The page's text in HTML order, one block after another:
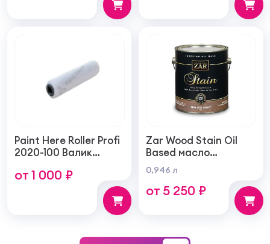
Paint Here Roller Profi
2020-100 Валик
тонкую гладкую
структуру покрытия
от 1 000 ₽
Zar Wood Stain Oil
Based масло
тонирующая по
дереву
0,946 л
от 5 250 ₽